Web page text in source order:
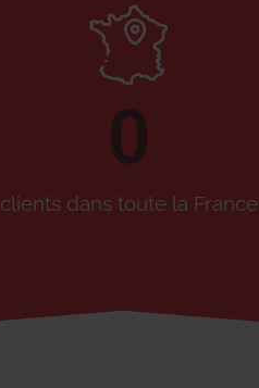
clients dans toute la France
0